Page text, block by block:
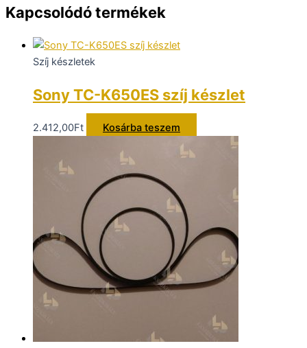
Kapcsolódó termékek
Szíj készletek
Sony TC-K650ES szíj készlet
2.412,00Ft Kosárba teszem